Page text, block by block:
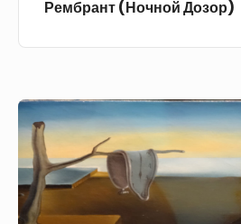
Рембрант (Ночной Дозор)
Сальвадор
Дали
/
Постоянство
памяти